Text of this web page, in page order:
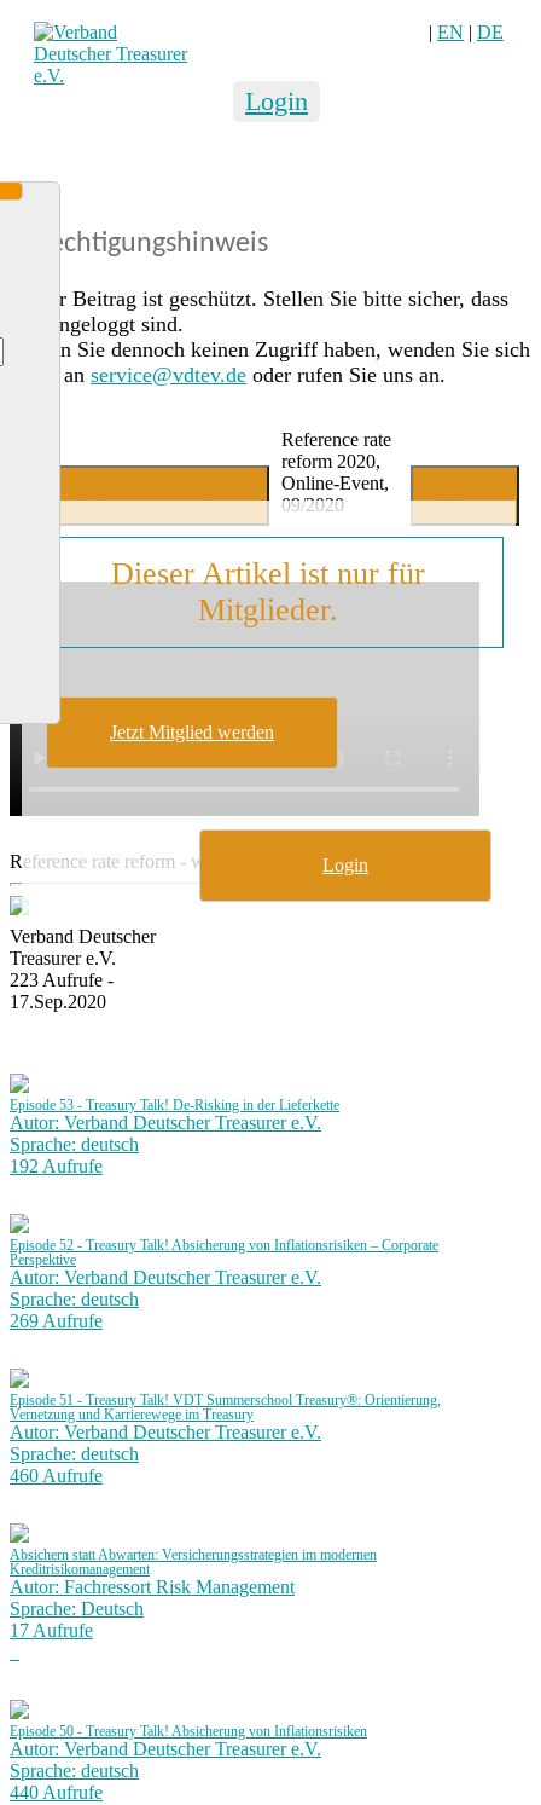
| EN | DE
Login
Berechtigungshinweis
Dieser Beitrag ist geschützt. Stellen Sie bitte sicher, dass
Sie eingeloggt sind.
Sollten Sie dennoch keinen Zugriff haben, wenden Sie sich
gerne an service@vdtev.de oder rufen Sie uns an.
Reference rate
reform 2020,
Online-Event,
09/2020
Dieser Artikel ist nur für
Mitglieder.
Jetzt Mitglied werden
Login
Reference rate reform - what happened so far in 2020?
Verband Deutscher
Treasurer e.V.
223 Aufrufe -
17.Sep.2020
Episode 53 - Treasury Talk! De-Risking in der Lieferkette
Autor: Verband Deutscher Treasurer e.V.
Sprache: deutsch
192 Aufrufe
Episode 52 - Treasury Talk! Absicherung von Inflationsrisiken – Corporate
Perspektive
Autor: Verband Deutscher Treasurer e.V.
Sprache: deutsch
269 Aufrufe
Episode 51 - Treasury Talk! VDT Summerschool Treasury®: Orientierung,
Vernetzung und Karrierewege im Treasury
Autor: Verband Deutscher Treasurer e.V.
Sprache: deutsch
460 Aufrufe
Absichern statt Abwarten: Versicherungsstrategien im modernen
Kreditrisikomanagement
Autor: Fachressort Risk Management
Sprache: Deutsch
17 Aufrufe
Episode 50 - Treasury Talk! Absicherung von Inflationsrisiken
Autor: Verband Deutscher Treasurer e.V.
Sprache: deutsch
440 Aufrufe